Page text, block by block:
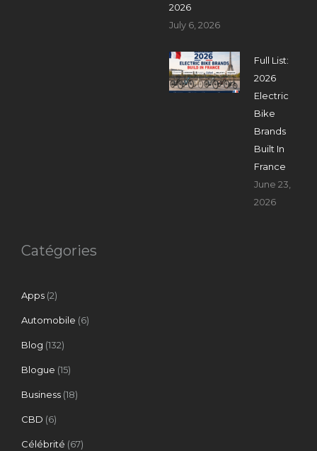
2026
July 6, 2026
Full List:
2026
Electric
Bike
Brands
Built In
France
June 23,
2026
Catégories
Apps (2)
Automobile (6)
Blog (132)
Blogue (15)
Business (18)
CBD (6)
Célébrité (67)